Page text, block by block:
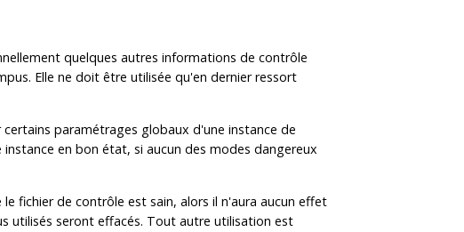
quelques autres informations de contrôle
Elle ne doit être utilisée qu'en dernier ressort
paramétrages globaux d'une instance de
en bon état, si aucun des modes dangereux
fichier de contrôle est sain, alors il n'aura aucun effet
utilisés seront effacés. Tout autre utilisation est